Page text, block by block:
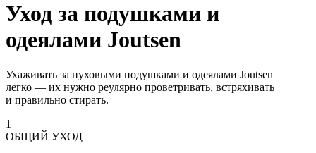
Уход за подушками и
одеялами Joutsen
Ухаживать за пуховыми подушками и одеялами Joutsen
легко — их нужно реулярно проветривать, встряхивать
и правильно стирать.
1
ОБЩИЙ УХОД